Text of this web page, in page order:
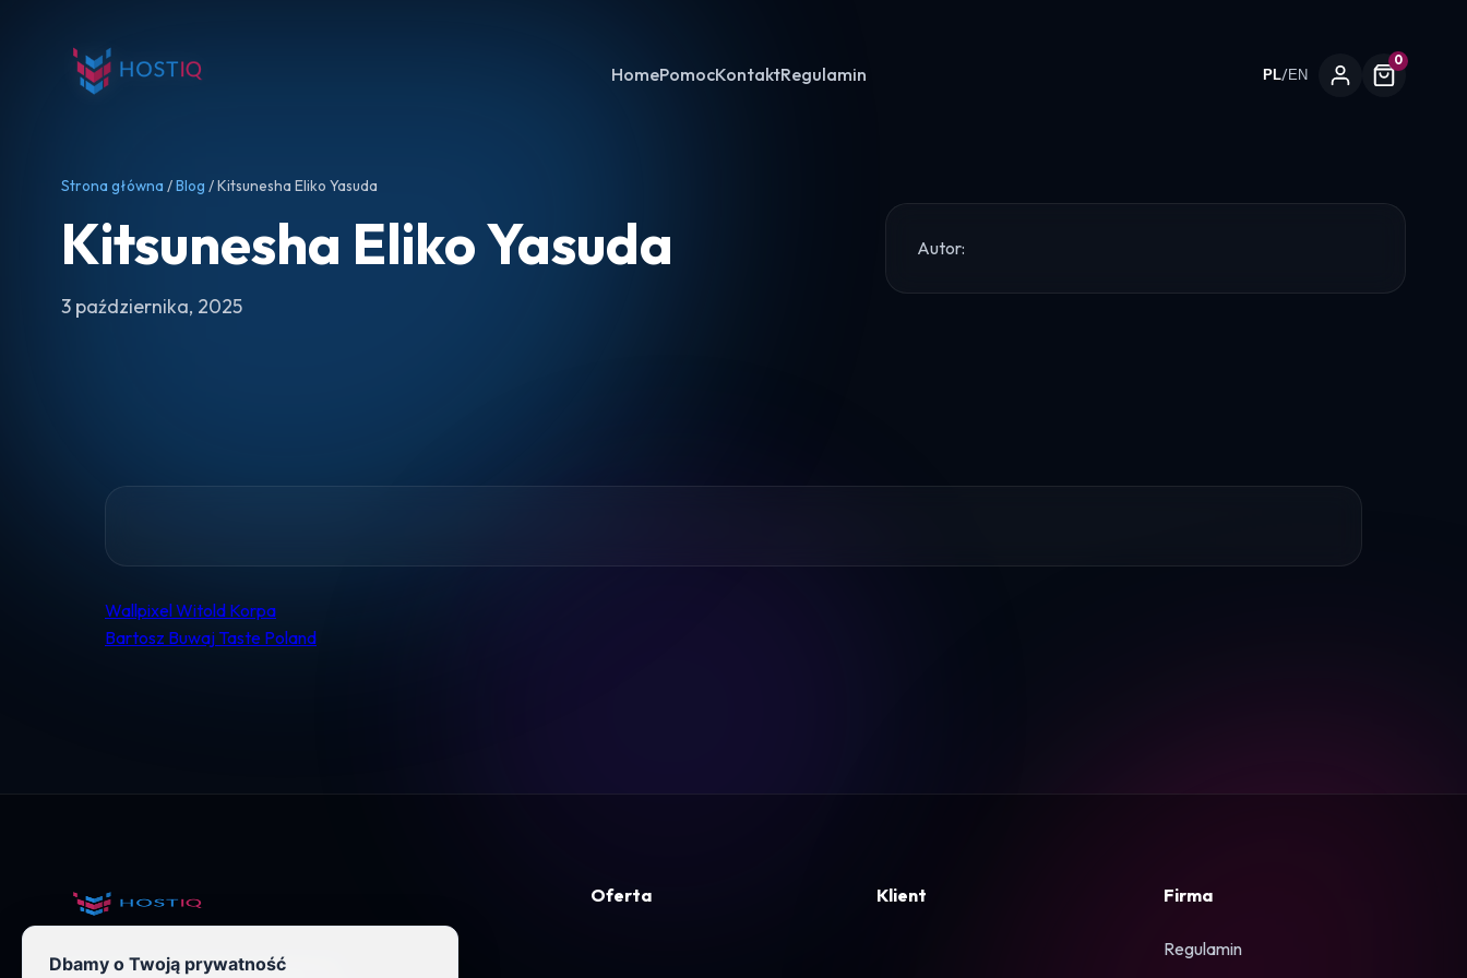
HomePomocKontaktRegulamin PL/EN
0
Pomoc
Strona główna /Blog / Kitsunesha Eliko Yasuda
Kitsunesha Eliko Yasuda
3 października, 2025
Autor:
Nawigacja
Wallpixel Witold Korpa
Bartosz Buwaj Taste Poland
Nowoczesny hosting dla wymagających.
Oferta Klient Firma
Regulamin
Dbamy o Twoją prywatność